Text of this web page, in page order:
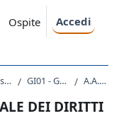
Ospite Accedi
Laurea Magistrale Ciclo Unico 5 anni GI01 - GIURISPRUDENZA A.A. 2023 - 2024
DEI DIRITTI